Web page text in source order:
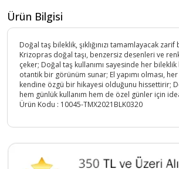
Ürün Bilgisi
Doğal taş bileklik, şıklığınızı tamamlayacak
Krizopras doğal taşı, benzersiz desenleri ve
çeker; Doğal taş kullanımı sayesinde her
otantik bir görünüm sunar; El yapımı olması,
kendine özgü bir hikayesi olduğunu hissettirir;
hem günlük kullanım hem de özel günler için
Ürün Kodu : 10045-TMX2021BLK0320